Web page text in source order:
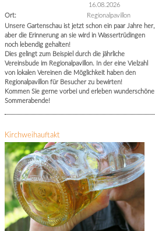
16.08.2026
Ort:
Regionalpavillon
Unsere Gartenschau ist jetzt schon ein paar Jahre her,
aber die Erinnerung an sie wird in Wassertrüdingen
noch lebendig gehalten!
Dies gelingt zum Beispiel durch die jährliche
Vereinsbude im Regionalpavillon. In der eine Vielzahl
von lokalen Vereinen die Möglichkeit haben den
Regionalpavillon für Besucher zu bewirten!
Kommen Sie gerne vorbei und erleben wunderschöne
Sommerabende!
Kirchweihauftakt